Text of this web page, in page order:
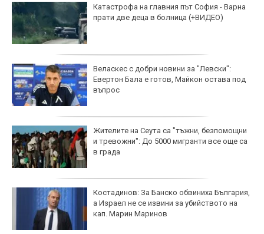
Катастрофа на главния път София - Варна
прати две деца в болница (+ВИДЕО)
Веласкес с добри новини за "Левски":
Евертон Бала е готов, Майкон остава под
въпрос
Жителите на Сеута са "тъжни, безпомощни
и тревожни": До 5000 мигранти все още са
в града
Костадинов: За Банско обвиниха България,
а Израел не се извини за убийството на
кап. Марин Маринов